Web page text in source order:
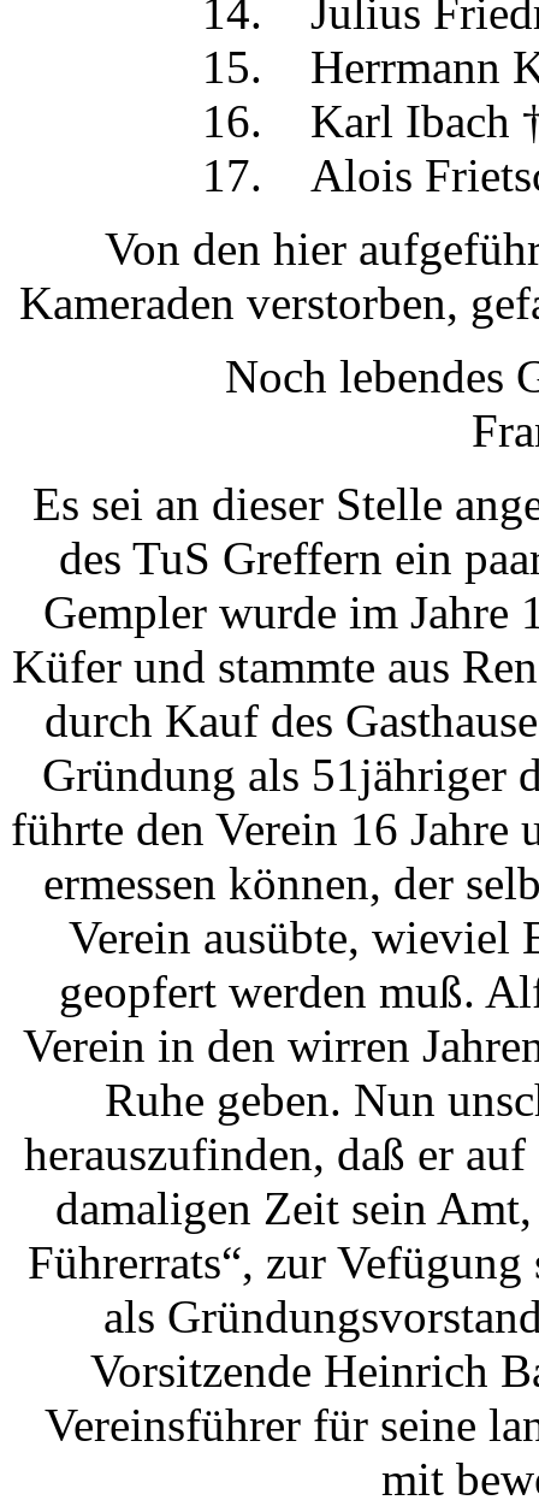
14. Julius
15. Herrmann
16. Karl
17. Alois
Von den hier
Kameraden verstorben,
Noch lebendes
Es sei an dieser Stelle
des TuS Greffern ein
Gempler wurde im Jahre
Küfer und stammte aus
durch Kauf des
Gründung als 51jähriger
führte den Verein 16
ermessen können, der
Verein ausübte, wieviel
geopfert werden muß.
Verein in den wirren
Ruhe geben. Nun
herauszufinden, daß er
damaligen Zeit sein
Führerrats“, zur
als
Vorsitzende Heinrich
Vereinsführer für seine
mit